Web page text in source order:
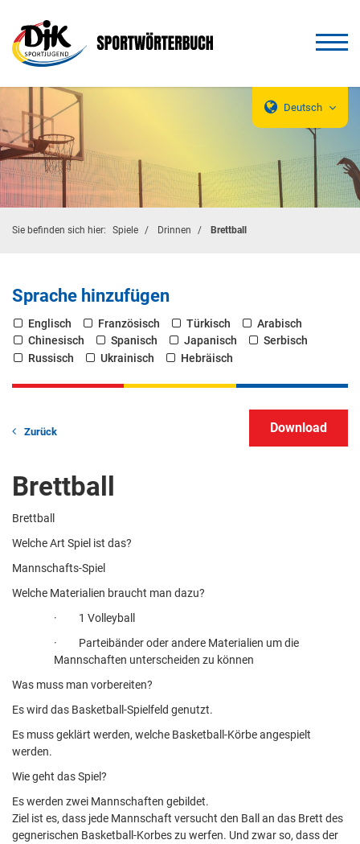
Deutsch
Sie befinden sich hier: Spiele Drinnen Brettball
Sprache hinzufügen
Englisch Französisch Türkisch
Arabisch
Chinesisch
Spanisch Japanisch
Serbisch
Russisch
Ukrainisch Hebräisch
Zurück
Brettball
Brettball
Welche Art Spiel ist das?
Mannschafts-Spiel
Welche Materialien braucht man dazu?
· 1 Volleyball
· Parteibänder oder andere Materialien um die
Mannschaften unterscheiden zu können
Was muss man vorbereiten?
Es wird das Basketball-Spielfeld genutzt.
Es muss geklärt werden, welche Basketball-Körbe angespielt
werden.
Wie geht das Spiel?
Es werden zwei Mannschaften gebildet.
Ziel ist es, dass jede Mannschaft versucht den Ball an das Brett des
gegnerischen Basketball-Korbes zu werfen. Und zwar so, dass der